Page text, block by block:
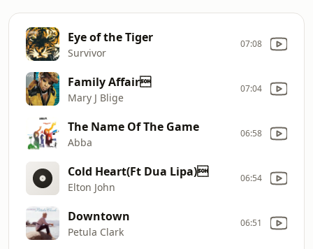
Eye of the Tiger
Survivor
07:08
Family Affair
Mary J Blige
07:04
The Name Of The Game
Abba
06:58
Cold Heart(Ft Dua Lipa)
Elton John
06:54
Downtown
Petula Clark
06:51